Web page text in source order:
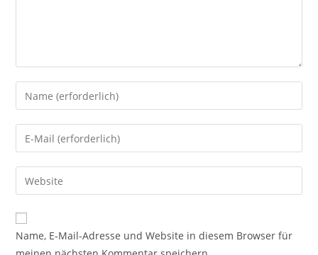
Name, E-Mail-Adresse und Website in diesem Browser für